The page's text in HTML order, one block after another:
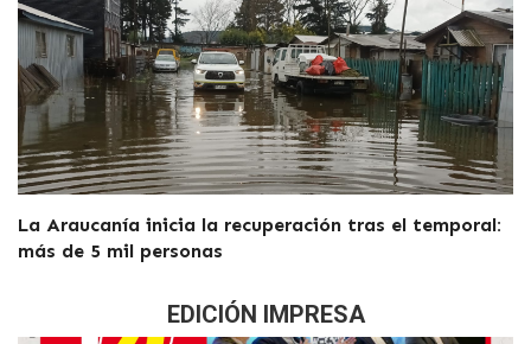
La Araucanía inicia la recuperación tras el temporal:
más de 5 mil personas
EDICIÓN IMPRESA